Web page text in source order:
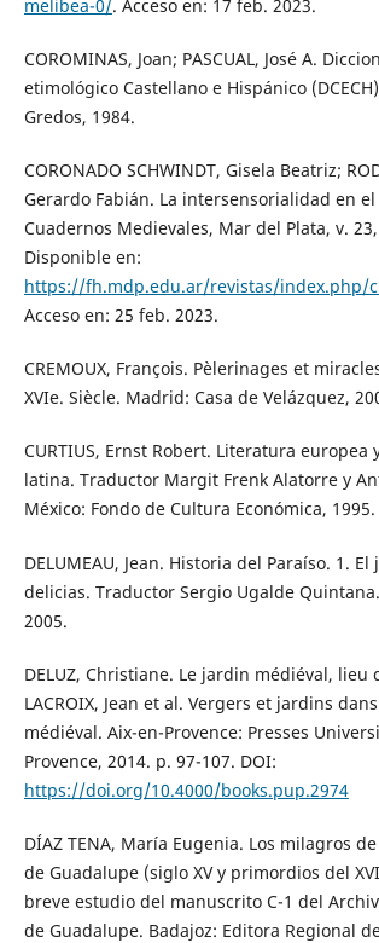
melibea-0/. Acceso en: 17 feb. 2023.
COROMINAS, Joan; PASCUAL, José A.
etimológico Castellano e Hispánico
Gredos, 1984.
CORONADO SCHWINDT, Gisela Beatriz;
Gerardo Fabián. La intersensorialidad en
Cuadernos Medievales, Mar del Plata, v.
Disponible en:
https://fh.mdp.edu.ar/revistas/index.php/
Acceso en: 25 feb. 2023.
CREMOUX, François. Pèlerinages et
XVIe. Siècle. Madrid: Casa de Velázquez,
CURTIUS, Ernst Robert. Literatura europea
latina. Traductor Margit Frenk Alatorre y
México: Fondo de Cultura Económica, 1995.
DELUMEAU, Jean. Historia del Paraíso. 1.
delicias. Traductor Sergio Ugalde
2005.
DELUZ, Christiane. Le jardin médiéval,
LACROIX, Jean et al. Vergers et jardins
médiéval. Aix-en-Provence: Presses
Provence, 2014. p. 97-107. DOI:
https://doi.org/10.4000/books.pup.2974
DÍAZ TENA, María Eugenia. Los milagros
de Guadalupe (siglo XV y primordios del
breve estudio del manuscrito C-1 del
de Guadalupe. Badajoz: Editora Regional